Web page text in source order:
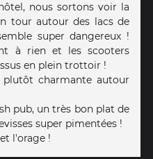
nous sortons voir la
tour autour des lacs de
super dangereux !
à rien et les scooters
en plein trottoir !
charmante autour
pub, un très bon plat de
super pimentées !
l'orage !